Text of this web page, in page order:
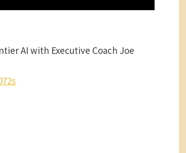
AI with Executive Coach Joe